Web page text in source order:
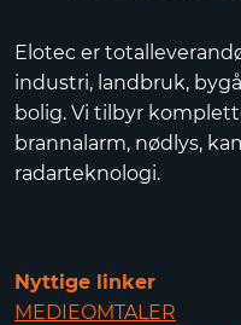
Elotec er
industri, landbruk,
bolig. Vi tilbyr
brannalarm, nødlys,
radarteknologi.
Nyttige linker
MEDIEOMTALER